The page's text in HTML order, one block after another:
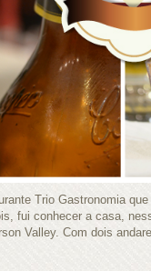
Trio Gastronomia
fui conhecer a casa,
Valley. Com dois